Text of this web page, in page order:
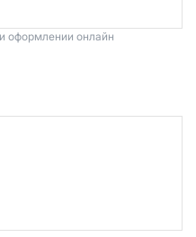
оформлении онлайн